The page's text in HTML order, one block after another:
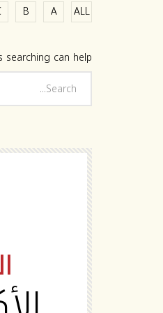
ALL
A
B
can help.